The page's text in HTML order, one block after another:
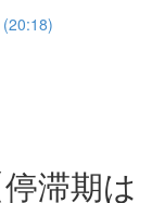
滞期は